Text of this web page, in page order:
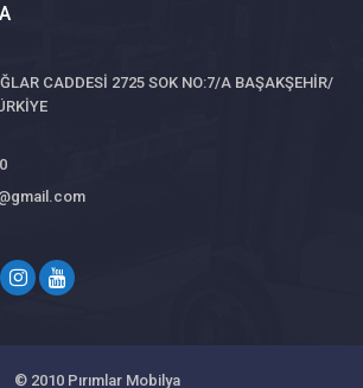
CADDESİ 2725 SOK NO:7/A BAŞAKŞEHİR/
© 2010 Pırımlar Mobilya